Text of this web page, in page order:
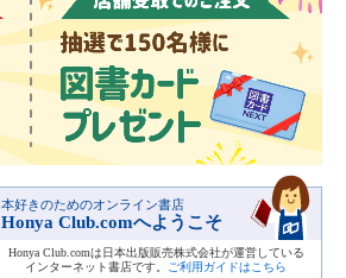
本好きのためのオンライン書店
Honya Club.comへようこそ
Honya Club.comは日本出版販売株式会社が運営している
インターネット書店です。
ご利用ガイドはこちら